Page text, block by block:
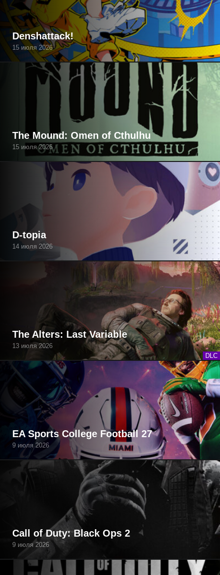
Denshattack!
15 июля 2026
The Mound: Omen of Cthulhu
15 июля 2026
D-topia
14 июля 2026
DLC
The Alters: Last Variable
13 июля 2026
EA Sports College Football 27
9 июля 2026
Call of Duty: Black Ops 2
9 июля 2026